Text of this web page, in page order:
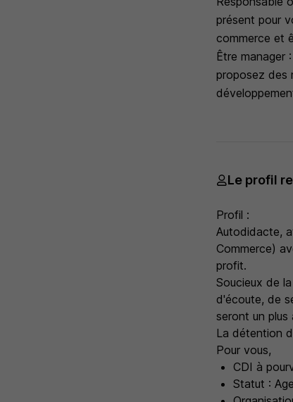
présent pour
commerce et
Être manager
proposez des
Le profil
Profil :
Autodidacte,
Commerce)
profit.
Soucieux de
d'écoute, de
seront un
La détention
Pour vous,
CDI à
Statut :